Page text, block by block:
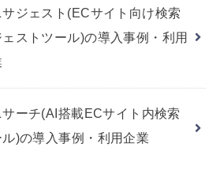
ジェスト(ECサイト向け検索
ストツール)の導入事例・利用
ーチ(AI搭載ECサイト内検索
ル)の導入事例・利用企業